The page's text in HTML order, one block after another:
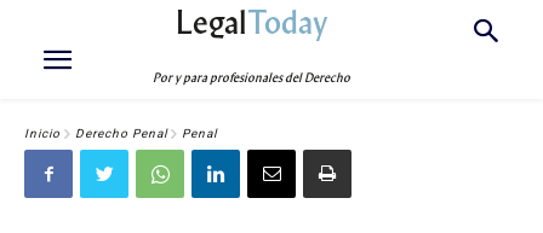
LegalToday
Por y para profesionales del Derecho
Inicio Derecho Penal Penal